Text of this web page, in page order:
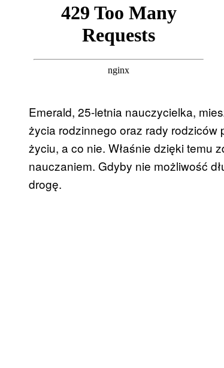
Emerald, 25-letnia nauczycielka,
życia rodzinnego oraz rady rodziców
życiu, a co nie. Właśnie dzięki temu
nauczaniem. Gdyby nie możliwość
drogę.